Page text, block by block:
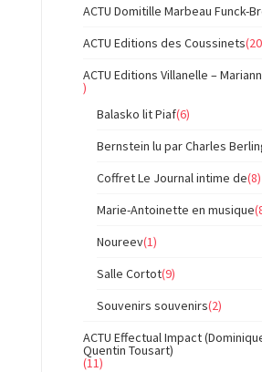
ACTU Domitille Marbeau Funck-
ACTU Editions des Coussinets
ACTU Editions Villanelle –
)
Balasko lit Piaf(6)
Bernstein lu par Charles
Coffret Le Journal intime de(8)
Marie-Antoinette en musique
Noureev(1)
Salle Cortot(9)
Souvenirs souvenirs(2)
ACTU Effectual Impact
Quentin Tousart)
(11)